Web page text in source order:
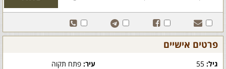
פרטים אישיים
גיל: עיר:פתח תקוה